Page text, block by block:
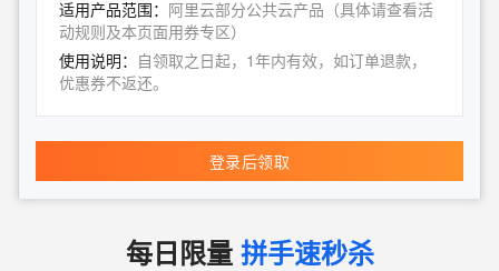
适用产品范围： 阿里云部分公共云产品（具体请查看活
动规则及本页面用券专区）
使用说明： 自领取之日起，1年内有效，如订单退款，
优惠券不返还。
登录后领取
每日限量 拼手速秒杀